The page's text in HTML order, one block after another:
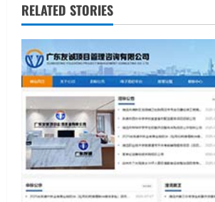
n
u
e
R
e
a
RELATED STORIES